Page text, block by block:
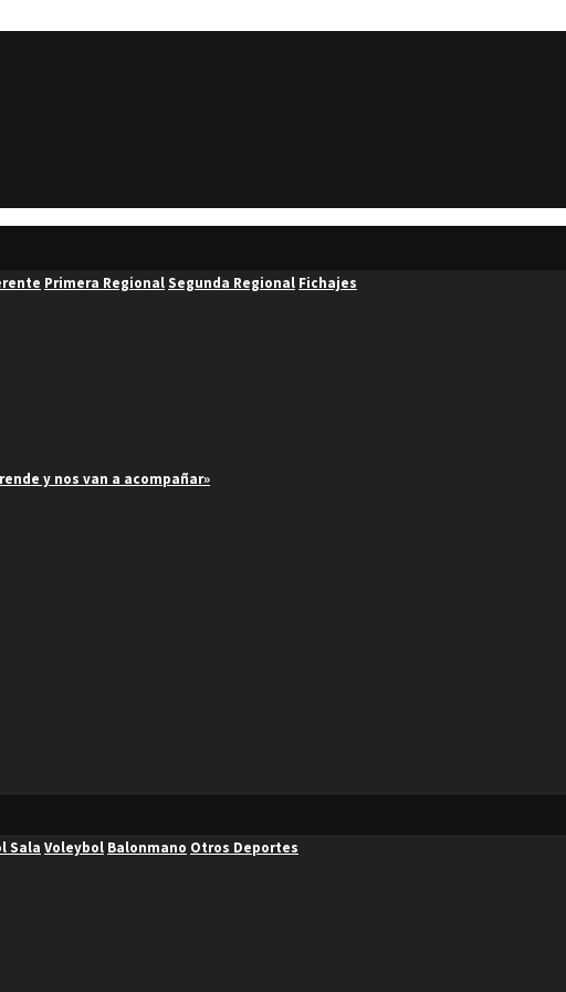
Primera RegionalSegunda Regional Fichajes
y nos van a acompañar»
Sala Voleybol Balonmano Otros Deportes